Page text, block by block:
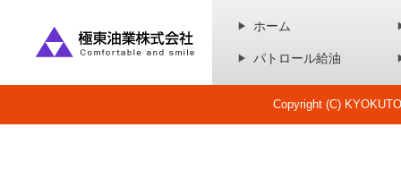
ホーム
パトロール給油
Copyright (C)